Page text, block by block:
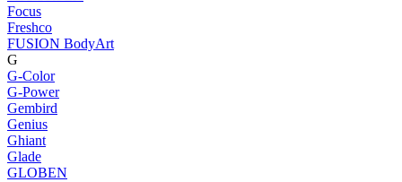
Focus
Freshco
FUSION BodyArt
G
G-Color
G-Power
Gembird
Genius
Ghiant
Glade
GLOBEN